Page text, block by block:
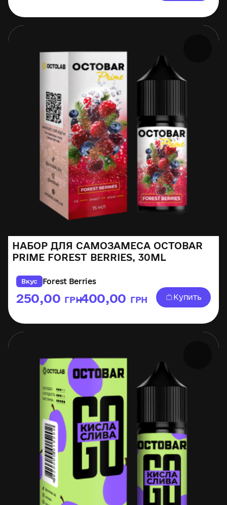
НАБОР ДЛЯ САМОЗАМЕСА OCTOBAR
PRIME FOREST BERRIES, 30ML
Вкус Forest Berries
250,00 ГРН
–400,00 ГРН Купить